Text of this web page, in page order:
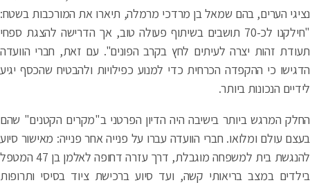
הערים, בהם שמאל בן מרדכי מרמלה, תיארו את המורכבות בשטח:
"חילקנו לכ-70 תושבים בשיתוף פעולה טוב, אך הדרישה להצגת ספחי
זהות יצרה לעיתים לחץ בקרב הפונים". עם זאת, חברי הוועדה
כי ההקפדה הכרחית כדי למנוע כפילויות ולהבטיח שהכסף יגיע
הנכונות ביותר.
המרגש ביותר בישיבה היה הדיון הפרטני ב"מקרים הקטנים" שהם
עולם ומלואו. חברי הוועדה עברו על פנייה אחר פנייה: מאישור סיוע
להנגשת בית למשפחה מוגבלת, דרך עזרה דחופה לאלמן בן 47 המטפל
במצב בריאותי קשה, ועד סיוע ברכישת ציוד בסיסי ותרופות